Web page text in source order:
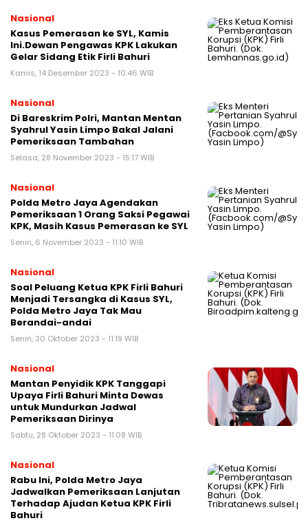
Nasional
Kasus Pemerasan ke SYL, Kamis
Ini.Dewan Pengawas KPK Lakukan
Gelar Sidang Etik Firli Bahuri
Kamis, 14 Desember 2023 - 10:46 WIB
Nasional
Di Bareskrim Polri, Mantan Mentan
Syahrul Yasin Limpo Bakal Jalani
Pemeriksaan Tambahan
Selasa, 28 November 2023 - 15:17 WIB
Nasional
Polda Metro Jaya Agendakan
Pemeriksaan 1 Orang Saksi Pegawai
KPK, Masih Kasus Pemerasan ke SYL
Senin, 6 November 2023 - 11:10 WIB
Nasional
Soal Peluang Ketua KPK Firli Bahuri
Menjadi Tersangka di Kasus SYL,
Polda Metro Jaya Tak Mau
Berandai-andai
Senin, 30 Oktober 2023 - 11:19 WIB
Nasional
Mantan Penyidik KPK Tanggapi
Upaya Firli Bahuri Minta Dewas
untuk Mundurkan Jadwal
Pemeriksaan Dirinya
Sabtu, 28 Oktober 2023 - 11:08 WIB
Nasional
Rabu Ini, Polda Metro Jaya
Jadwalkan Pemeriksaan Lanjutan
Terhadap Ajudan Ketua KPK Firli
Bahuri